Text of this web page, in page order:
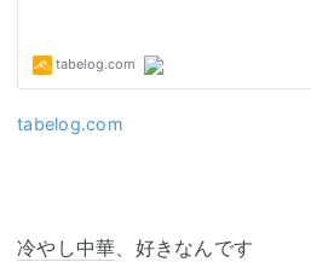
tabelog.com
冷やし中華、好きなんです